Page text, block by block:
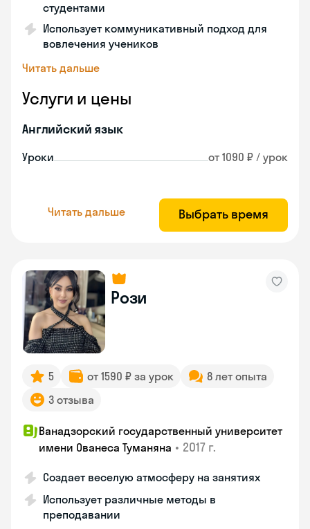
студентами
Использует коммуникативный подход для
вовлечения учеников
Читать дальше
Услуги и цены
Английский язык
Уроки от 1090 ₽ / урок
Читать дальше Выбрать время
Рози
5 от 1590 ₽ за урок
8 лет опыта
3 отзыва
Ванадзорский государственный университет
имени Ованеса Туманяна • 2017 г.
Создает веселую атмосферу на занятиях
Использует различные методы в
преподавании